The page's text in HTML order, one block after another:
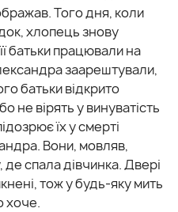
Того дня, коли
хлопець знову
батьки працювали на
заарештували,
батьки відкрито
не вірять у винуватість
їх у смерті
Вони, мовляв,
де спала дівчинка. Двері
тож у будь-яку мить
хоче.